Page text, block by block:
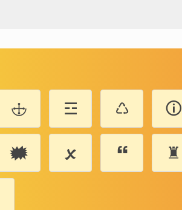
🕁 ☲ ♺
🛈
🗰
🗴 🙶
♜